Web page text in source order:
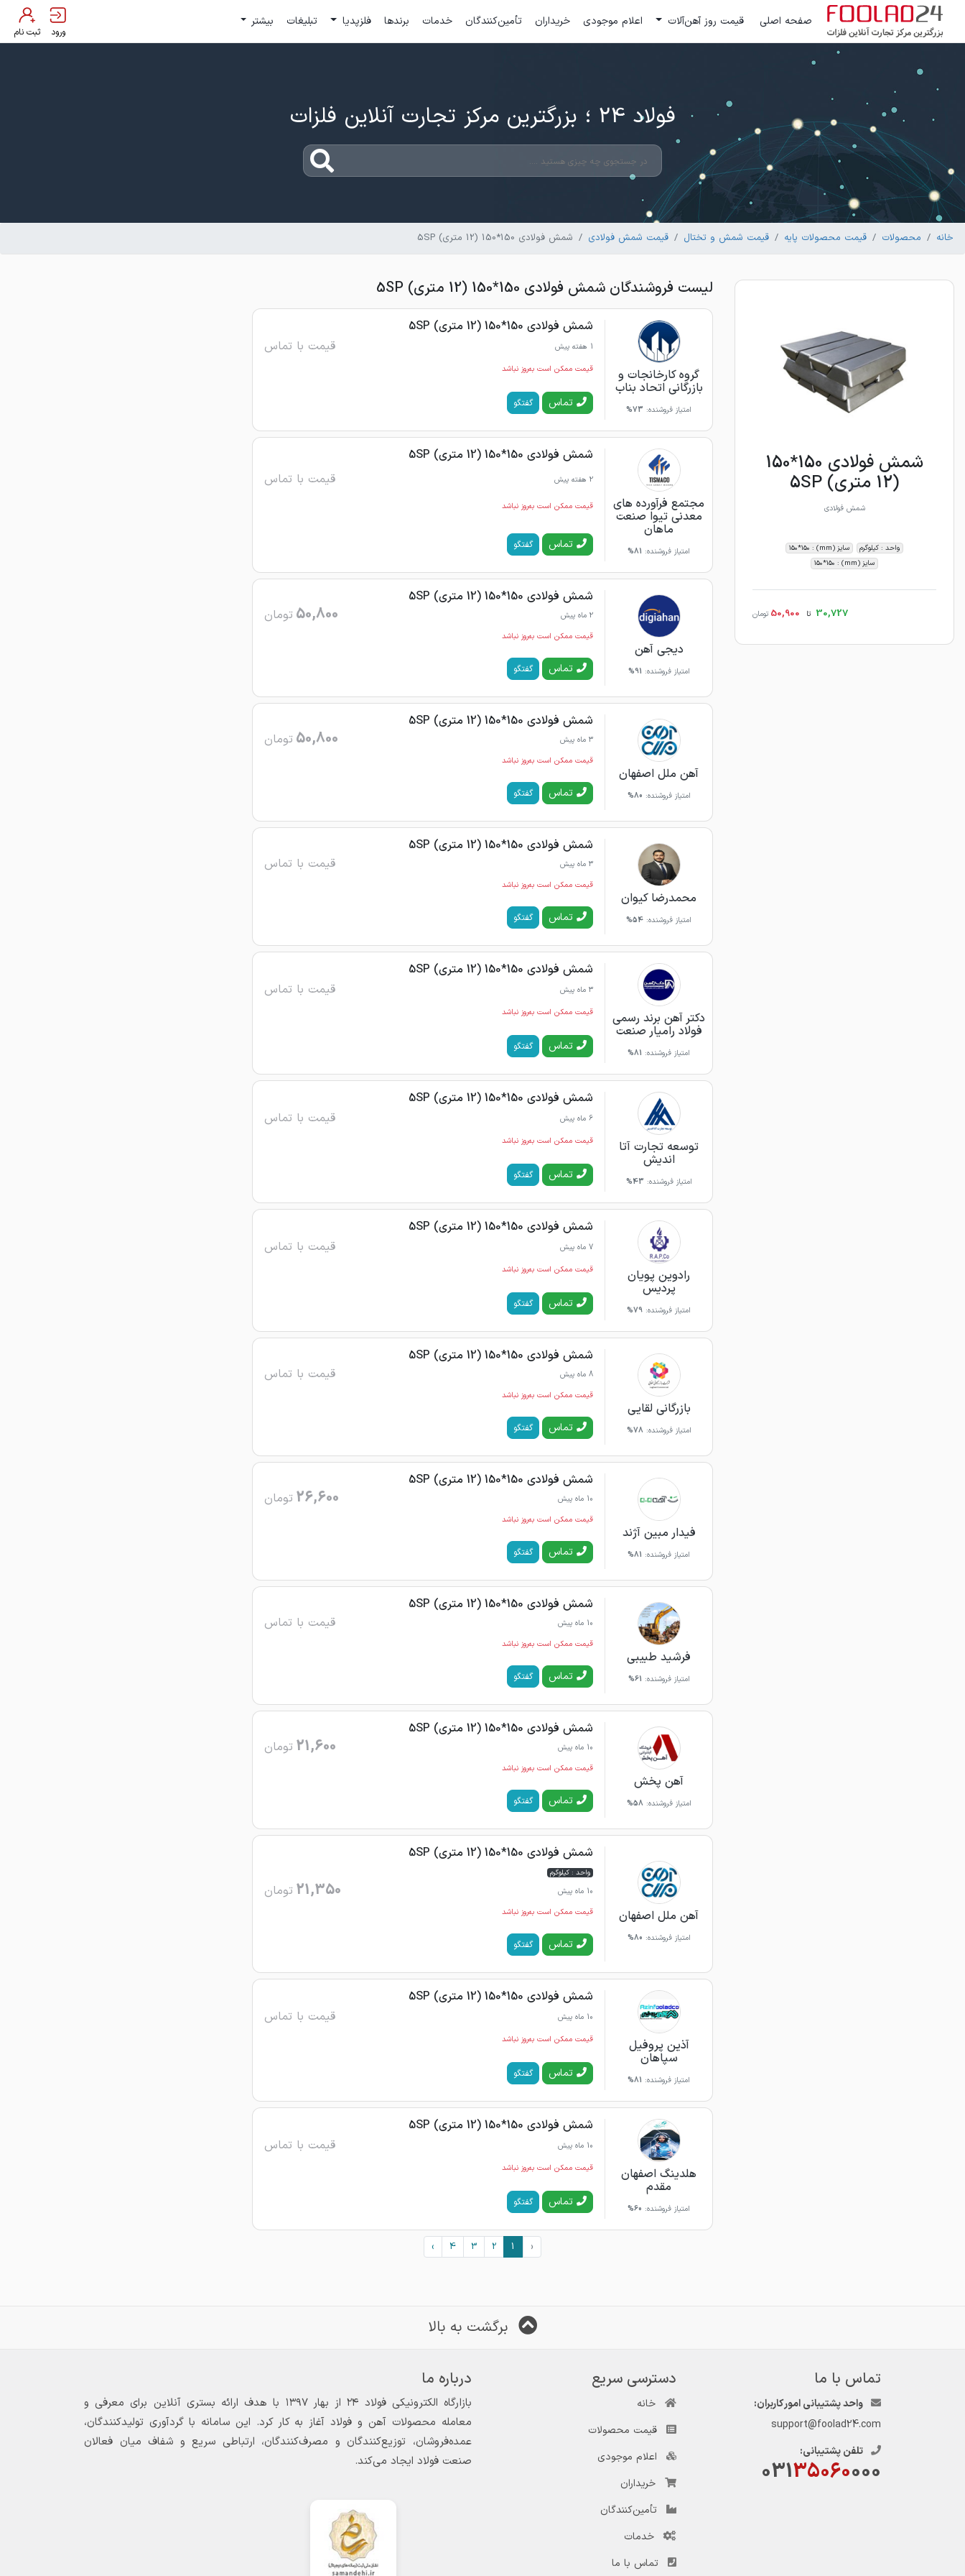
صفحه اصلی قیمت روز آهن‌آلات اعلام موجودی خریداران تأمین‌کنندگان خدمات برندها فلزپدیا تبلیغات بیشتر
ورود ثبت نام
فولاد 24 ؛ بزرگترین مرکز تجارت آنلاین فلزات
خانه محصولات قیمت محصولات پایه قیمت شمش و تختال قیمت شمش فولادی شمش فولادی 150*150 (12 متری) 5SP
شمش فولادی 150*150
(12 متری) 5SP
شمش فولادی
واحد : کیلوگرم
سایز (mm) : 150*150
سایز (mm) : 150*150
30,727 تا 50,900 تومان
لیست فروشندگان شمش فولادی 150*150 (12 متری) 5SP
گروه کارخانجات و
بازرگانی اتحاد بناب
امتیاز فروشنده: 73%
شمش فولادی 150*150 (12 متری) 5SP
1 هفته پیش قیمت با تماس
قیمت ممکن است به‌روز نباشد
تماس گفتگو
مجتمع فرآورده های
معدنی تیوا صنعت
ماهان
امتیاز فروشنده: 81%
شمش فولادی 150*150 (12 متری) 5SP
2 هفته پیش قیمت با تماس
قیمت ممکن است به‌روز نباشد
تماس گفتگو
دیجی آهن
امتیاز فروشنده: 91%
شمش فولادی 150*150 (12 متری) 5SP
2 ماه پیش 50,800 تومان
قیمت ممکن است به‌روز نباشد
تماس گفتگو
آهن ملل اصفهان
امتیاز فروشنده: 80%
شمش فولادی 150*150 (12 متری) 5SP
3 ماه پیش 50,800 تومان
قیمت ممکن است به‌روز نباشد
تماس گفتگو
محمدرضا کیوان
امتیاز فروشنده: 54%
شمش فولادی 150*150 (12 متری) 5SP
3 ماه پیش قیمت با تماس
قیمت ممکن است به‌روز نباشد
تماس گفتگو
دکتر آهن برند رسمی
فولاد رامیار صنعت
امتیاز فروشنده: 81%
شمش فولادی 150*150 (12 متری) 5SP
3 ماه پیش قیمت با تماس
قیمت ممکن است به‌روز نباشد
تماس گفتگو
توسعه تجارت آتا
اندیش
امتیاز فروشنده: 43%
شمش فولادی 150*150 (12 متری) 5SP
6 ماه پیش قیمت با تماس
قیمت ممکن است به‌روز نباشد
تماس گفتگو
رادوین پویان
پردیس
امتیاز فروشنده: 79%
شمش فولادی 150*150 (12 متری) 5SP
7 ماه پیش قیمت با تماس
قیمت ممکن است به‌روز نباشد
تماس گفتگو
بازرگانی لقایی
امتیاز فروشنده: 78%
شمش فولادی 150*150 (12 متری) 5SP
8 ماه پیش قیمت با تماس
قیمت ممکن است به‌روز نباشد
تماس گفتگو
فیدار مبین آژند
امتیاز فروشنده: 81%
شمش فولادی 150*150 (12 متری) 5SP
10 ماه پیش 26,600 تومان
قیمت ممکن است به‌روز نباشد
تماس گفتگو
فرشید طبیبی
امتیاز فروشنده: 61%
شمش فولادی 150*150 (12 متری) 5SP
10 ماه پیش قیمت با تماس
قیمت ممکن است به‌روز نباشد
تماس گفتگو
آهن پخش
امتیاز فروشنده: 58%
شمش فولادی 150*150 (12 متری) 5SP
10 ماه پیش 21,600 تومان
قیمت ممکن است به‌روز نباشد
تماس گفتگو
آهن ملل اصفهان
امتیاز فروشنده: 80%
شمش فولادی 150*150 (12 متری) 5SP
واحد : کیلوگرم
10 ماه پیش
21,350 تومان
قیمت ممکن است به‌روز نباشد
تماس گفتگو
آذین پروفیل
سپاهان
امتیاز فروشنده: 81%
شمش فولادی 150*150 (12 متری) 5SP
10 ماه پیش قیمت با تماس
قیمت ممکن است به‌روز نباشد
تماس گفتگو
هلدینگ اصفهان
مقدم
امتیاز فروشنده: 60%
شمش فولادی 150*150 (12 متری) 5SP
10 ماه پیش قیمت با تماس
قیمت ممکن است به‌روز نباشد
تماس گفتگو
‹
1
2
3
4
›
برگشت به بالا
تماس با ما
واحد پشتیبانی امور کاربران:
support@foolad24.com
تلفن پشتیبانی:
03135060000
دسترسی سریع
خانه
قیمت محصولات
اعلام موجودی
خریداران
تأمین‌کنندگان
خدمات
تماس با ما
درباره ما
بازارگاه الکترونیکی فولاد ۲۴ از بهار ۱۳۹۷ با هدف ارائه بستری آنلاین برای معرفی و
معامله محصولات آهن و فولاد آغاز به کار کرد. این سامانه با گردآوری تولیدکنندگان،
عمده‌فروشان، توزیع‌کنندگان و مصرف‌کنندگان، ارتباطی سریع و شفاف میان فعالان
صنعت فولاد ایجاد می‌کند.